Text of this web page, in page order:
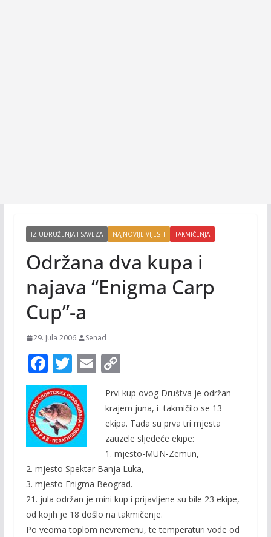
IZ UDRUŽENJA I SAVEZA NAJNOVIJE VIJESTI TAKMIČENJA
Održana dva kupa i
najava “Enigma Carp
Cup”-a
29. Jula 2006. Senad
F
ac
e
b
o
o
k
T
w
itt
er
E
ai
C
o
p
y
Li
n
k
Prvi kup ovog Društva je održan
krajem juna, i takmičilo se 13
ekipa. Tada su prva tri mjesta
zauzele sljedeće ekipe:
1. mjesto-MUN-Zemun,
2. mjesto Spektar Banja Luka,
3. mjesto Enigma Beograd.
21. jula održan je mini kup i prijavljene su bile 23 ekipe,
od kojih je 18 došlo na takmičenje.
Po veoma toplom nevremenu, te temperaturi vode od